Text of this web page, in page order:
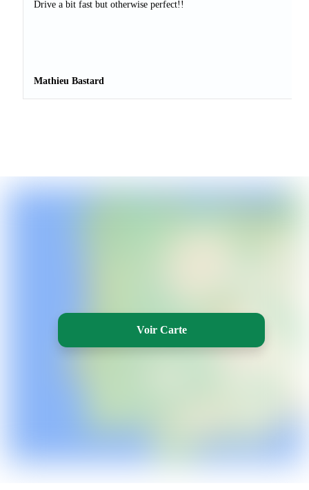
Drive a bit fast but otherwise perfect!!
Mathieu Bastard
Voir Carte